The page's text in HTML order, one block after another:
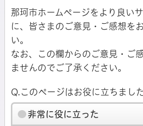
那珂市ホームページをより良い
に、皆さまのご意見・ご感想を
い。
なお、この欄からのご意見・ご
ませんのでご了承ください。
Q.このページはお役に立ちまし
非常に役に立った